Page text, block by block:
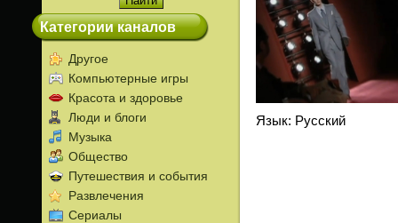
Категории каналов
Другое
Компьютерные игры
Красота и здоровье
Люди и блоги
Музыка
Общество
Путешествия и события
Развлечения
Сериалы
Язык: Русский